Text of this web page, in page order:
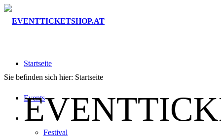
Startseite
Events
Festival
Sie befinden sich hier: Startseite